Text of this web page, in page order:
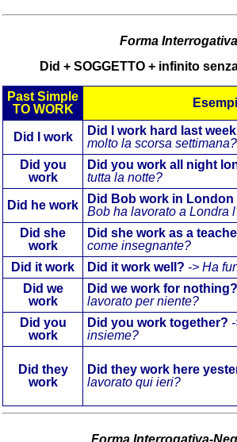
Forma Interrogativa
Did + SOGGETTO + infinito
Past Simple
TO WORK
Did I work Did I work hard last
molto la scorsa settimana?
Did you
work
Did you work all night
tutta la notte?
Did he work Did Bob work in
Bob ha lavorato a Londra
Did she
work
Did she work as a
come insegnante?
Did it work Did it work well? -> Ha
Did we
work
Did we work for nothing?
lavorato per niente?
Did you
work
Did you work together?
insieme?
Did they
work
Did they work here
lavorato qui ieri?
Forma Interrogativa-